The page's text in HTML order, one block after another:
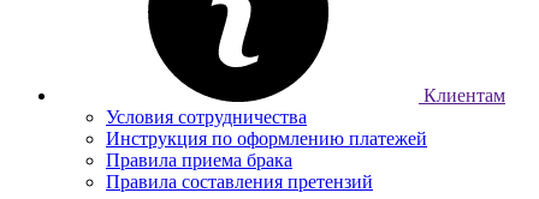
Клиентам
Условия сотрудничества
Инструкция по оформлению платежей
Правила приема брака
Правила составления претензий